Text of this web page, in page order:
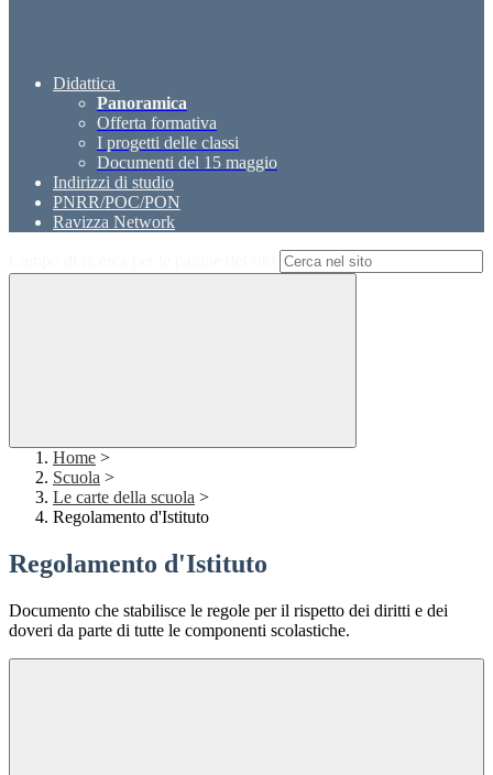
Didattica
Panoramica
Offerta formativa
I progetti delle classi
Documenti del 15 maggio
Indirizzi di studio
PNRR/POC/PON
Ravizza Network
Home >
Scuola >
Le carte della scuola >
Regolamento d'Istituto
Regolamento d'Istituto
Documento che stabilisce le regole per il rispetto dei diritti e dei
doveri da parte di tutte le componenti scolastiche.